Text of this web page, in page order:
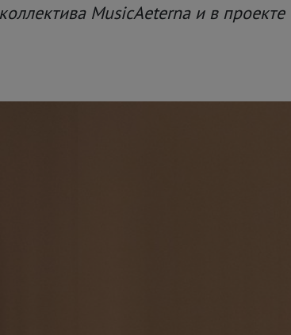
MusicAeterna и в проекте